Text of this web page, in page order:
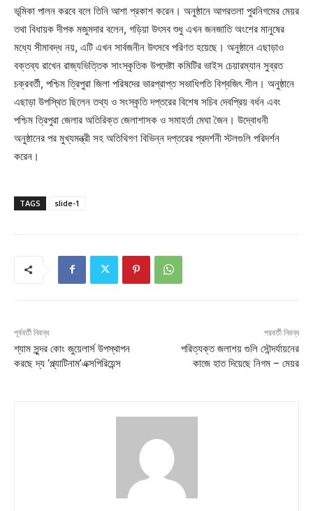
ভূমিকা পালন করবে বলে তিনি আশা প্রকাশ করেন। অনুষ্ঠানে আগরতলা পুরনিগমের মেয়র
তথা বিধায়ক দীপক মজুমদার বলেন, গড়িয়া উৎসব শুধু এখন জনজাতি অংশের মানুষের
মধ্যে সীমাবদ্ধ নয়, এটি এখন সার্বজনীন উৎসবে পরিণত হয়েছে। অনুষ্ঠানে এছাড়াও
বক্তব্য রাখেন রাজ্যভিত্তিক সাংস্কৃতিক উপদেষ্টা কমিটির ভাইস চেয়ারম্যান সুব্রত
চক্রবর্তী, পশ্চিম ত্রিপুরা জিলা পরিষদের ভারপ্রাপ্ত সভাধিপতি বিশ্বজিৎ শীল। অনুষ্ঠানে
এছাড়া উপস্থিত ছিলেন তথ্য ও সংস্কৃতি দপ্তরের বিশেষ সচিব দেবপ্রিয় বর্ধন এবং
পশ্চিম ত্রিপুরা জেলার অতিরিক্ত জেলাশাসক ও সমাহর্তা মেঘা জৈন। উদ্বোধনী
অনুষ্ঠানের পর মুখ্যমন্ত্রী সহ অতিথিগণ বিভিন্ন দপ্তরের প্রদর্শনী স্টলগুলি পরিদর্শন
করেন।
TAGS slide-1
পূর্ববর্তী নিবন্ধ
শ্যাম সুন্দর কোং জুয়েলার্স উপস্থাপন
করছে দ্য ‘প্ল্যাটিনাম’এক্সপিরিয়েন্স
পরবর্তী নিবন্ধ
পরিত্যক্ত জলাশয় গুলি সৌন্দর্যায়নের
কাজে হাত দিয়েছে নিগম – মেয়র